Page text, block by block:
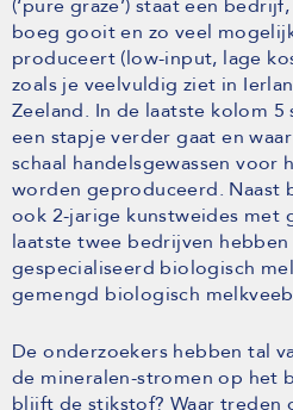
(‘pure graze’) staat een
boeg gooit en zo veel
produceert (low-input, lage
zoals je veelvuldig ziet in
Zeeland. In de laatste kolom
een stapje verder gaat en
schaal handelsgewassen voor
worden geproduceerd. Naast
ook 2-jarige kunstweides met
laatste twee bedrijven hebben
gespecialiseerd biologisch
gemengd biologisch
De onderzoekers hebben tal
de mineralen-stromen op het
blijft de stikstof? Waar treden